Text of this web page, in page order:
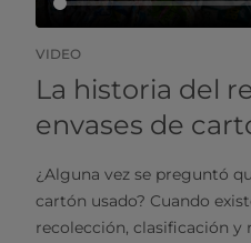
VIDEO
La historia del
envases de
¿Alguna vez se preguntó
cartón usado? Cuando
recolección, clasificación y